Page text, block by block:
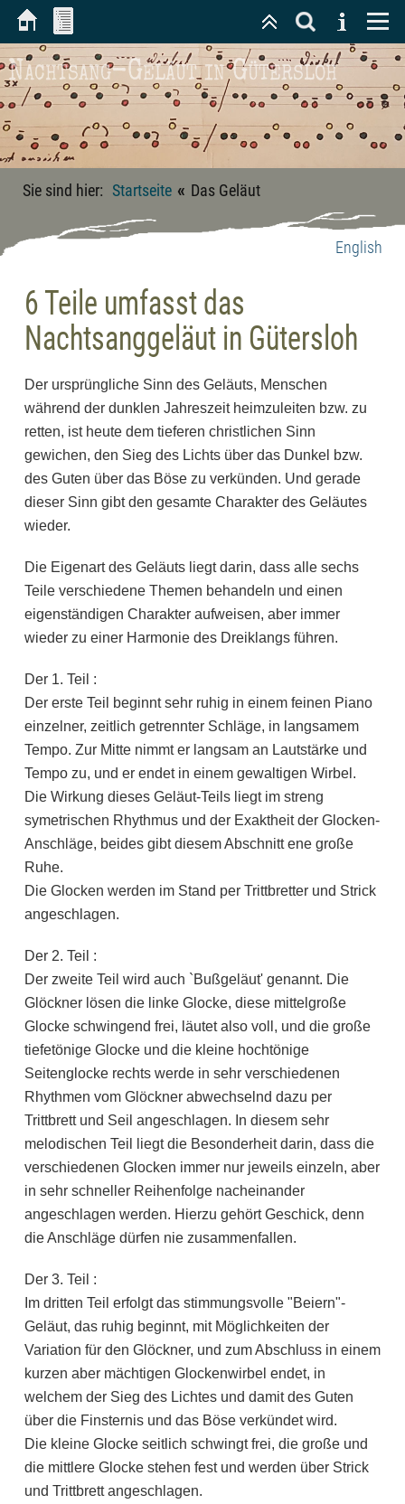
Nachtsang-Geläut in Gütersloh
Sie sind hier: Startseite « Das Geläut
English
6 Teile umfasst das
Nachtsanggeläut in Gütersloh
Der ursprüngliche Sinn des Geläuts, Menschen
während der dunklen Jahreszeit heimzuleiten bzw. zu
retten, ist heute dem tieferen christlichen Sinn
gewichen, den Sieg des Lichts über das Dunkel bzw.
des Guten über das Böse zu verkünden. Und gerade
dieser Sinn gibt den gesamte Charakter des Geläutes
wieder.
Die Eigenart des Geläuts liegt darin, dass alle sechs
Teile verschiedene Themen behandeln und einen
eigenständigen Charakter aufweisen, aber immer
wieder zu einer Harmonie des Dreiklangs führen.
Der 1. Teil :
Der erste Teil beginnt sehr ruhig in einem feinen Piano
einzelner, zeitlich getrennter Schläge, in langsamem
Tempo. Zur Mitte nimmt er langsam an Lautstärke und
Tempo zu, und er endet in einem gewaltigen Wirbel.
Die Wirkung dieses Geläut-Teils liegt im streng
symetrischen Rhythmus und der Exaktheit der Glocken-
Anschläge, beides gibt diesem Abschnitt ene große
Ruhe.
Die Glocken werden im Stand per Trittbretter und Strick
angeschlagen.
Der 2. Teil :
Der zweite Teil wird auch `Bußgeläut' genannt. Die
Glöckner lösen die linke Glocke, diese mittelgroße
Glocke schwingend frei, läutet also voll, und die große
tiefetönige Glocke und die kleine hochtönige
Seitenglocke rechts werde in sehr verschiedenen
Rhythmen vom Glöckner abwechselnd dazu per
Trittbrett und Seil angeschlagen. In diesem sehr
melodischen Teil liegt die Besonderheit darin, dass die
verschiedenen Glocken immer nur jeweils einzeln, aber
in sehr schneller Reihenfolge nacheinander
angeschlagen werden. Hierzu gehört Geschick, denn
die Anschläge dürfen nie zusammenfallen.
Der 3. Teil :
Im dritten Teil erfolgt das stimmungsvolle "Beiern"-
Geläut, das ruhig beginnt, mit Möglichkeiten der
Variation für den Glöckner, und zum Abschluss in einem
kurzen aber mächtigen Glockenwirbel endet, in
welchem der Sieg des Lichtes und damit des Guten
über die Finsternis und das Böse verkündet wird.
Die kleine Glocke seitlich schwingt frei, die große und
die mittlere Glocke stehen fest und werden über Strick
und Trittbrett angeschlagen.